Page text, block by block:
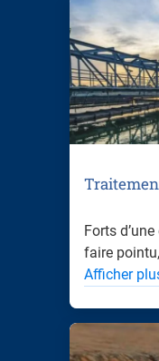
Forts
faire
Afficher